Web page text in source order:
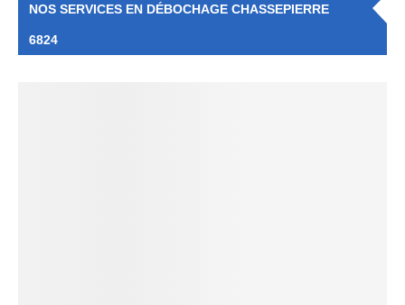
NOS SERVICES EN DÉBOCHAGE CHASSEPIERRE
6824